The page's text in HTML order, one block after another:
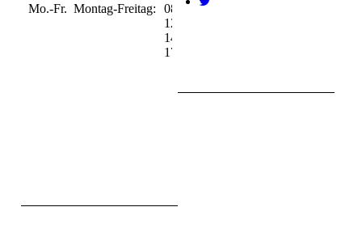
Mo.-Fr.Montag-Freitag:
08:00-
12:00
14:00-
17:00